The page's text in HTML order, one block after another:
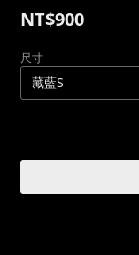
NT$900
尺寸